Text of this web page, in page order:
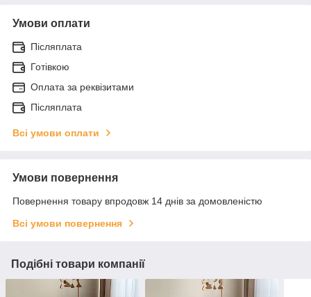
Умови оплати
Післяплата
Готівкою
Оплата за реквізитами
Післяплата
Всі умови оплати
Умови повернення
Повернення товару впродовж 14 днів за домовленістю
Всі умови повернення
Подібні товари компанії